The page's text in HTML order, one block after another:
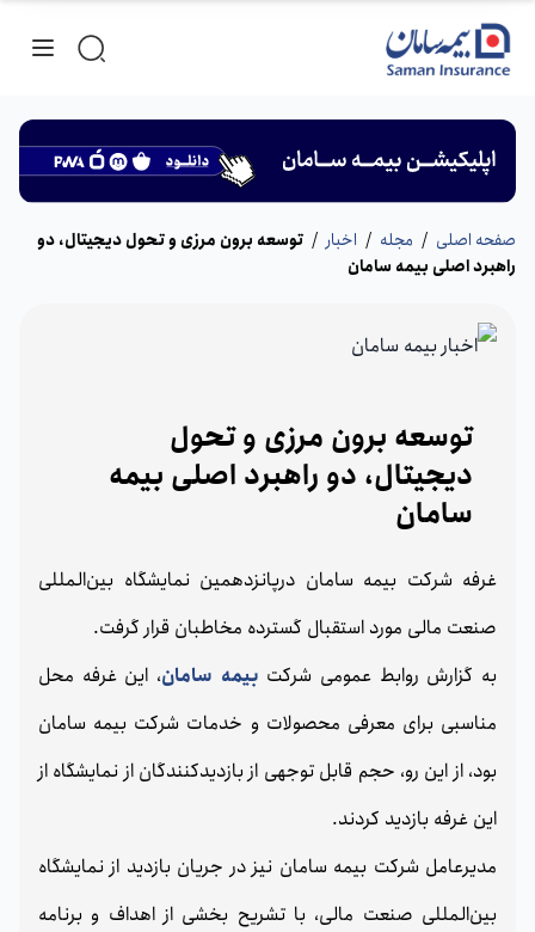
صفحه اصلی / مجله / اخبار / توسعه برون مرزی و تحول دیجیتال، دو
راهبرد اصلی بیمه سامان
توسعه برون مرزی و تحول
دیجیتال، دو راهبرد اصلی بیمه
سامان
غرفه شرکت بیمه سامان درپانزدهمین نمایشگاه بین‌المللی
صنعت مالی مورد استقبال گسترده مخاطبان قرار گرفت.
به گزارش روابط عمومی شرکت بیمه سامان، این غرفه محل
مناسبی برای معرفی محصولات و خدمات شرکت بیمه سامان
بود، از این رو، حجم قابل توجهی از بازدیدکنندگان از نمایشگاه از
این غرفه بازدید کردند.
مدیرعامل شرکت بیمه سامان نیز در جریان بازدید از نمایشگاه
بین‌المللی صنعت مالی، با تشریح بخشی از اهداف و برنامه